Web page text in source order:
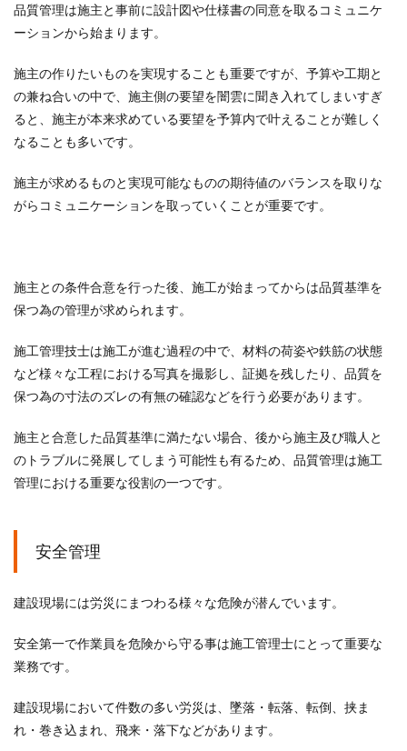
品質管理は施主と事前に設計図や仕様書の同意を取るコミュニケ
ーションから始まります。
施主の作りたいものを実現することも重要ですが、予算や工期と
の兼ね合いの中で、施主側の要望を闇雲に聞き入れてしまいすぎ
ると、施主が本来求めている要望を予算内で叶えることが難しく
なることも多いです。
施主が求めるものと実現可能なものの期待値のバランスを取りな
がらコミュニケーションを取っていくことが重要です。
施主との条件合意を行った後、施工が始まってからは品質基準を
保つ為の管理が求められます。
施工管理技士は施工が進む過程の中で、材料の荷姿や鉄筋の状態
など様々な工程における写真を撮影し、証拠を残したり、品質を
保つ為の寸法のズレの有無の確認などを行う必要があります。
施主と合意した品質基準に満たない場合、後から施主及び職人と
のトラブルに発展してしまう可能性も有るため、品質管理は施工
管理における重要な役割の一つです。
安全管理
建設現場には労災にまつわる様々な危険が潜んでいます。
安全第一で作業員を危険から守る事は施工管理士にとって重要な
業務です。
建設現場において件数の多い労災は、墜落・転落、転倒、挟ま
れ・巻き込まれ、飛来・落下などがあります。